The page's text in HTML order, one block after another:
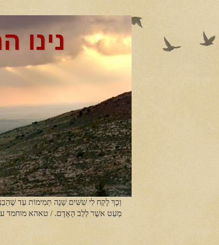
נינו
וְכָךְ לָקַח לִי שִׁשִּׁים שָׁנָה תְּמִימוֹת עַד
מְעַט אשֶׁר לְלֵב הָאָדָם. / טאהא מוחמד עלי